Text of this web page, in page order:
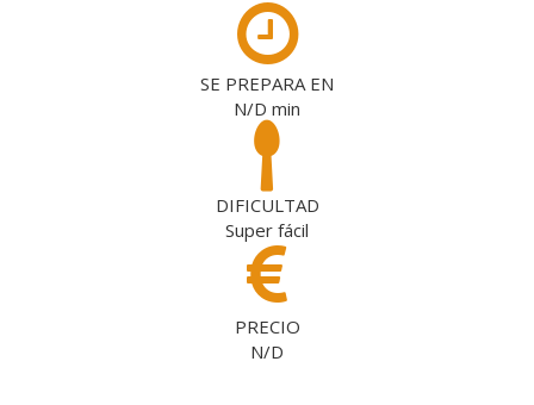
SE PREPARA EN
N/D min
DIFICULTAD
Super fácil
PRECIO
N/D